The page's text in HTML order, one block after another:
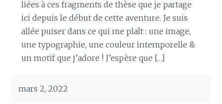
liées à ces fragments de thèse que je partage
ici depuis le début de cette aventure. Je suis
allée puiser dans ce qui me plaît : une image,
une typographie, une couleur intemporelle &
un motif que j’adore ! J’espère que […]
mars 2, 2022